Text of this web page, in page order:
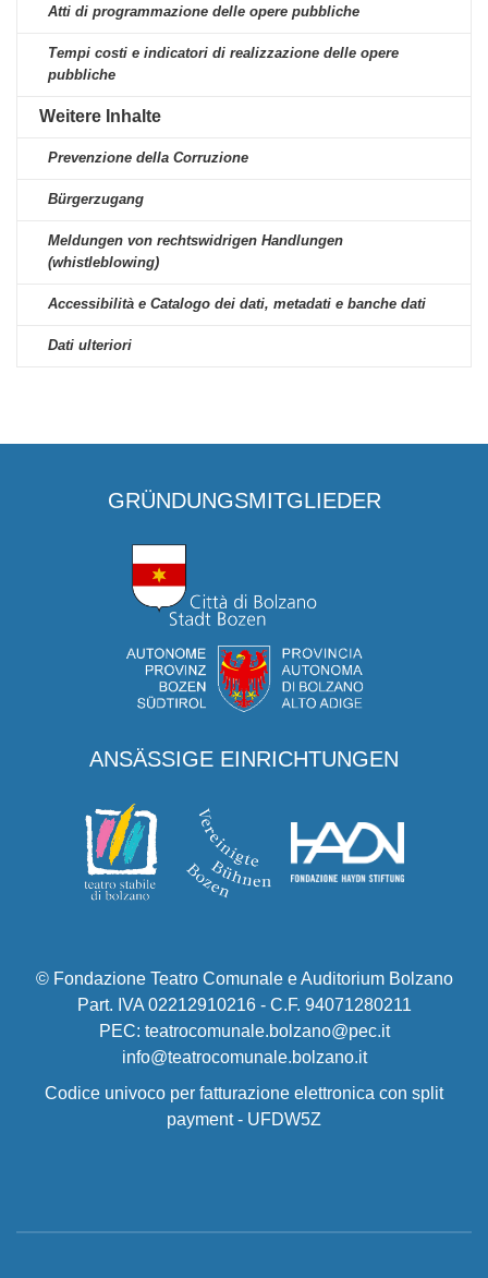
Atti di programmazione delle opere pubbliche
Tempi costi e indicatori di realizzazione delle opere
pubbliche
Weitere Inhalte
Prevenzione della Corruzione
Bürgerzugang
Meldungen von rechtswidrigen Handlungen
(whistleblowing)
Accessibilità e Catalogo dei dati, metadati e banche dati
Dati ulteriori
GRÜNDUNGSMITGLIEDER
ANSÄSSIGE EINRICHTUNGEN
© Fondazione Teatro Comunale e Auditorium Bolzano
Part. IVA 02212910216 - C.F. 94071280211
PEC: teatrocomunale.bolzano@pec.it
info@teatrocomunale.bolzano.it
Codice univoco per fatturazione elettronica con split
payment - UFDW5Z